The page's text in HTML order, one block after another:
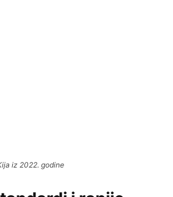
iz 2022. godine